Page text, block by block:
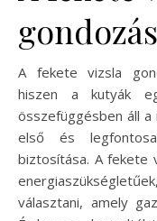
A fekete vizsla
hiszen a kutyák
összefüggésben áll a
első és
biztosítása. A fekete
választani, amely